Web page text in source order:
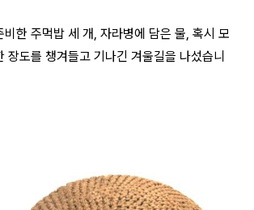
비한 주먹밥 세 개, 자라병에 담은 물, 혹시 모
장도를 챙겨들고 기나긴 겨울길을 나섰습니